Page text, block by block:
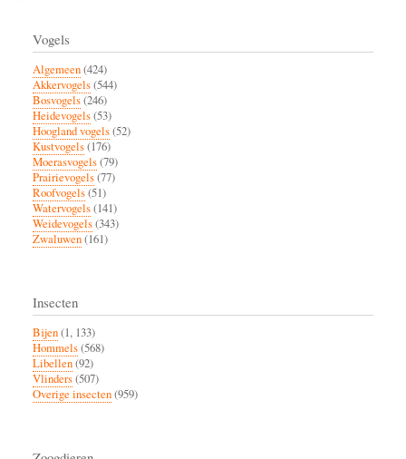
Vogels
Algemeen(424)
Akkervogels(544)
Bosvogels(246)
Heidevogels(53)
Hoogland vogels(52)
Kustvogels(176)
Moerasvogels(79)
Prairievogels(77)
Roofvogels(51)
Watervogels(141)
Weidevogels(343)
Zwaluwen(161)
Insecten
Bijen(1, 133)
Hommels(568)
Libellen(92)
Vlinders(507)
Overige insecten(959)